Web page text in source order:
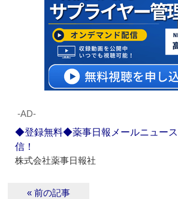
‐AD‐
◆登録無料◆薬事日報メールニュー
信！
株式会社薬事日報社
« 前の記事